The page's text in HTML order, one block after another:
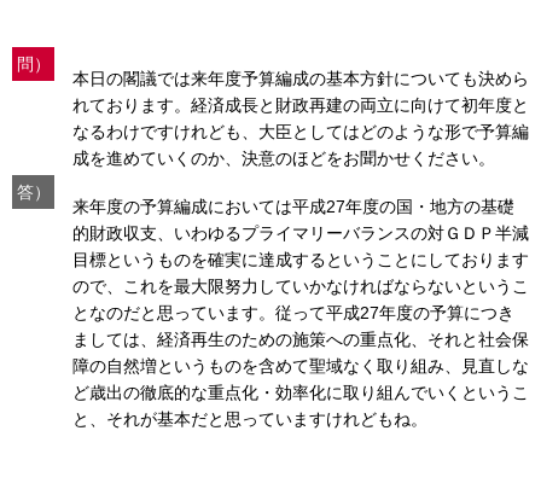
問）
本日の閣議では来年度予算編成の基本方針についても決めら
れております。経済成長と財政再建の両立に向けて初年度と
なるわけですけれども、大臣としてはどのような形で予算編
成を進めていくのか、決意のほどをお聞かせください。
答）
来年度の予算編成においては平成27年度の国・地方の基礎
的財政収支、いわゆるプライマリーバランスの対ＧＤＰ半減
目標というものを確実に達成するということにしております
ので、これを最大限努力していかなければならないというこ
となのだと思っています。従って平成27年度の予算につき
ましては、経済再生のための施策への重点化、それと社会保
障の自然増というものを含めて聖域なく取り組み、見直しな
ど歳出の徹底的な重点化・効率化に取り組んでいくというこ
と、それが基本だと思っていますけれどもね。